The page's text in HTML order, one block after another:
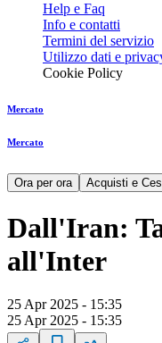
Help e Faq
Info e contatti
Termini del servizio
Utilizzo dati e
Cookie Policy
Mercato
Mercato
Ora per ora Acquisti e
Dall'Iran:
all'Inter
25 Apr 2025 - 15:35
25 Apr 2025 - 15:35